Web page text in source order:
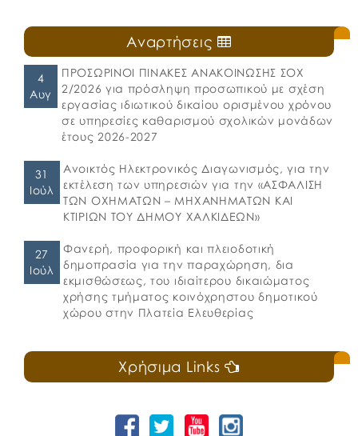
Αναρτήσεις
4
Αυγ
ΠΡΟΣΩΡΙΝΟΙ ΠΙΝΑΚΕΣ ΑΝΑΚΟΙΝΩΣΗΣ ΣΟΧ
2/2026 για πρόσληψη προσωπικού με σχέση
εργασίας ιδιωτικού δικαίου ορισμένου χρόνου
σε υπηρεσίες καθαρισμού σχολικών μονάδων
έτους 2026-2027
31
Ιούλ
Ανοικτός Ηλεκτρονικός Διαγωνισμός, για την
εκτέλεση των υπηρεσιών για την «ΑΣΦΑΛΙΣΗ
ΤΩΝ ΟΧΗΜΑΤΩΝ – ΜΗΧΑΝΗΜΑΤΩΝ ΚΑΙ
ΚΤΙΡΙΩΝ ΤΟΥ ΔΗΜΟΥ ΧΑΛΚΙΔΕΩΝ»
27
Ιούλ
Φανερή, προφορική και πλειοδοτική
δημοπρασία για την παραχώρηση, δια
εκμισθώσεως, του ιδιαίτερου δικαιώματος
χρήσης τμήματος κοινόχρηστου δημοτικού
χώρου στην Πλατεία Ελευθερίας
Χρήσιμα Links